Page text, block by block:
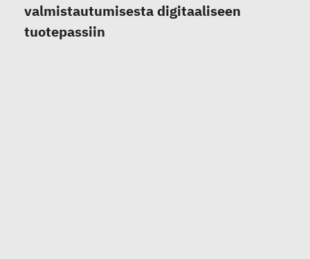
valmistautumisesta digitaaliseen
tuotepassiin